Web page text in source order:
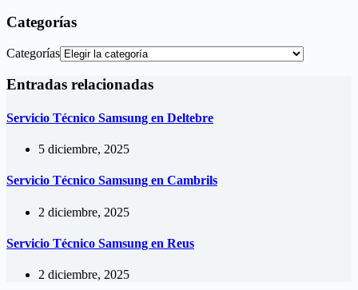
Categorías
Categorías
Entradas relacionadas
Servicio Técnico Samsung en Deltebre
5 diciembre, 2025
Servicio Técnico Samsung en Cambrils
2 diciembre, 2025
Servicio Técnico Samsung en Reus
2 diciembre, 2025